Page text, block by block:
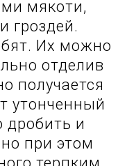
мякоти,
гроздей.
Их можно
отделив
получается
утонченный
дробить и
при этом